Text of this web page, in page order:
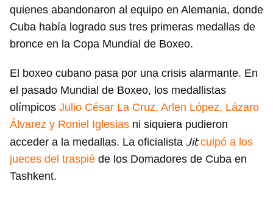
quienes abandonaron al equipo en Alemania, donde
Cuba había logrado sus tres primeras medallas de
bronce en la Copa Mundial de Boxeo.
El boxeo cubano pasa por una crisis alarmante. En
el pasado Mundial de Boxeo, los medallistas
olímpicos Julio César La Cruz, Arlen López, Lázaro
Álvarez y Roniel Iglesias ni siquiera pudieron
acceder a la medallas. La oficialista Jitculpó a los
jueces del traspié de los Domadores de Cuba en
Tashkent.